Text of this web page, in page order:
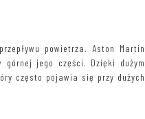
powietrza. Aston Martin
górnej jego części. Dzięki dużym
często pojawia się przy dużych